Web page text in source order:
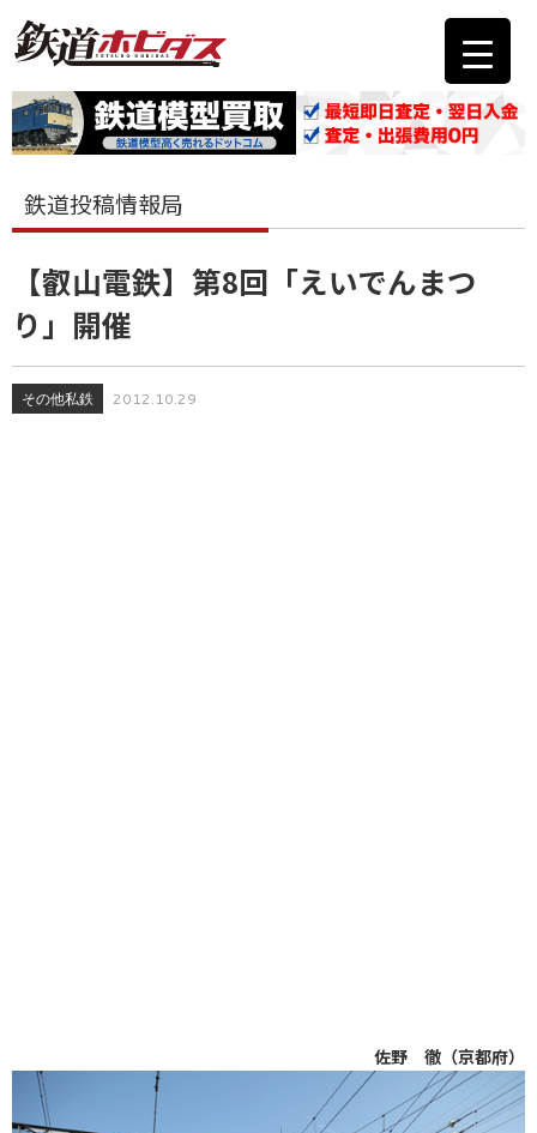
鉄道投稿情報局
【叡山電鉄】第8回「えいでんまつ
り」開催
その他私鉄 2012.10.29
佐野 徹（京都府）